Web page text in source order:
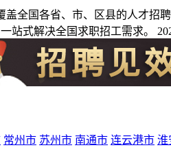
盖全国各省、市、区县的人才
站式解决全国求职招工需求。
常州市 苏州市 南通市 连云港市 淮